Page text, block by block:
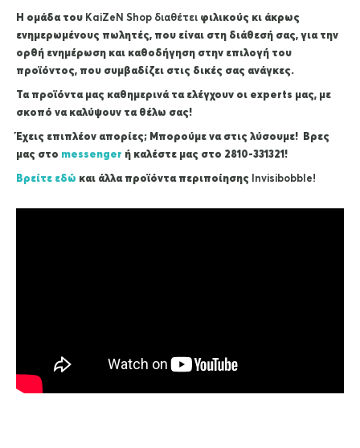
Η ομάδα του KaiZeΝ Shop διαθέτει φιλικούς κι άκρως
ενημερωμένους πωλητές, που είναι στη διάθεσή σας, για την
ορθή ενημέρωση και καθοδήγηση στην επιλογή του
προϊόντος, που συμβαδίζει στις δικές σας ανάγκες.
Τα προϊόντα μας καθημερινά τα ελέγχουν οι experts μας, με
σκοπό να καλύψουν τα θέλω σας!
Έχεις επιπλέον απορίες; Μπορούμε να στις λύσουμε! Βρες
μας στο messenger ή καλέστε μας στο 2810-331321!
Βρείτε εδώ και άλλα προϊόντα περιποίησης Ιnvisibobble!